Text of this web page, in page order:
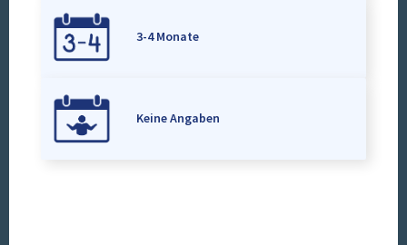
3-4 Monate
Keine Angaben